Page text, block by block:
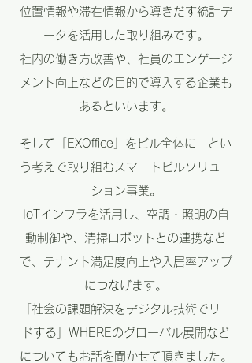
位置情報や滞在情報から導きだす統計デ
ータを活用した取り組みです。
社内の働き方改善や、社員のエンゲージ
メント向上などの目的で導入する企業も
あるといいます。
そして「EXOffice」をビル全体に！とい
う考えで取り組むスマートビルソリュー
ション事業。
IoTインフラを活用し、空調・照明の自
動制御や、清掃ロボットとの連携など
で、テナント満足度向上や入居率アップ
につなげます。
「社会の課題解決をデジタル技術でリー
ドする」WHEREのグローバル展開など
についてもお話を聞かせて頂きました。